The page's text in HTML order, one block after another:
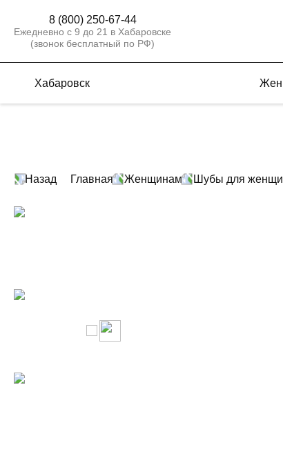
8 (800) 250-67-44
Ежедневно с 9 до 21 в Хабаровске
(звонок бесплатный по РФ)
Хабаровск
Назад Главная Женщинам Шубы для